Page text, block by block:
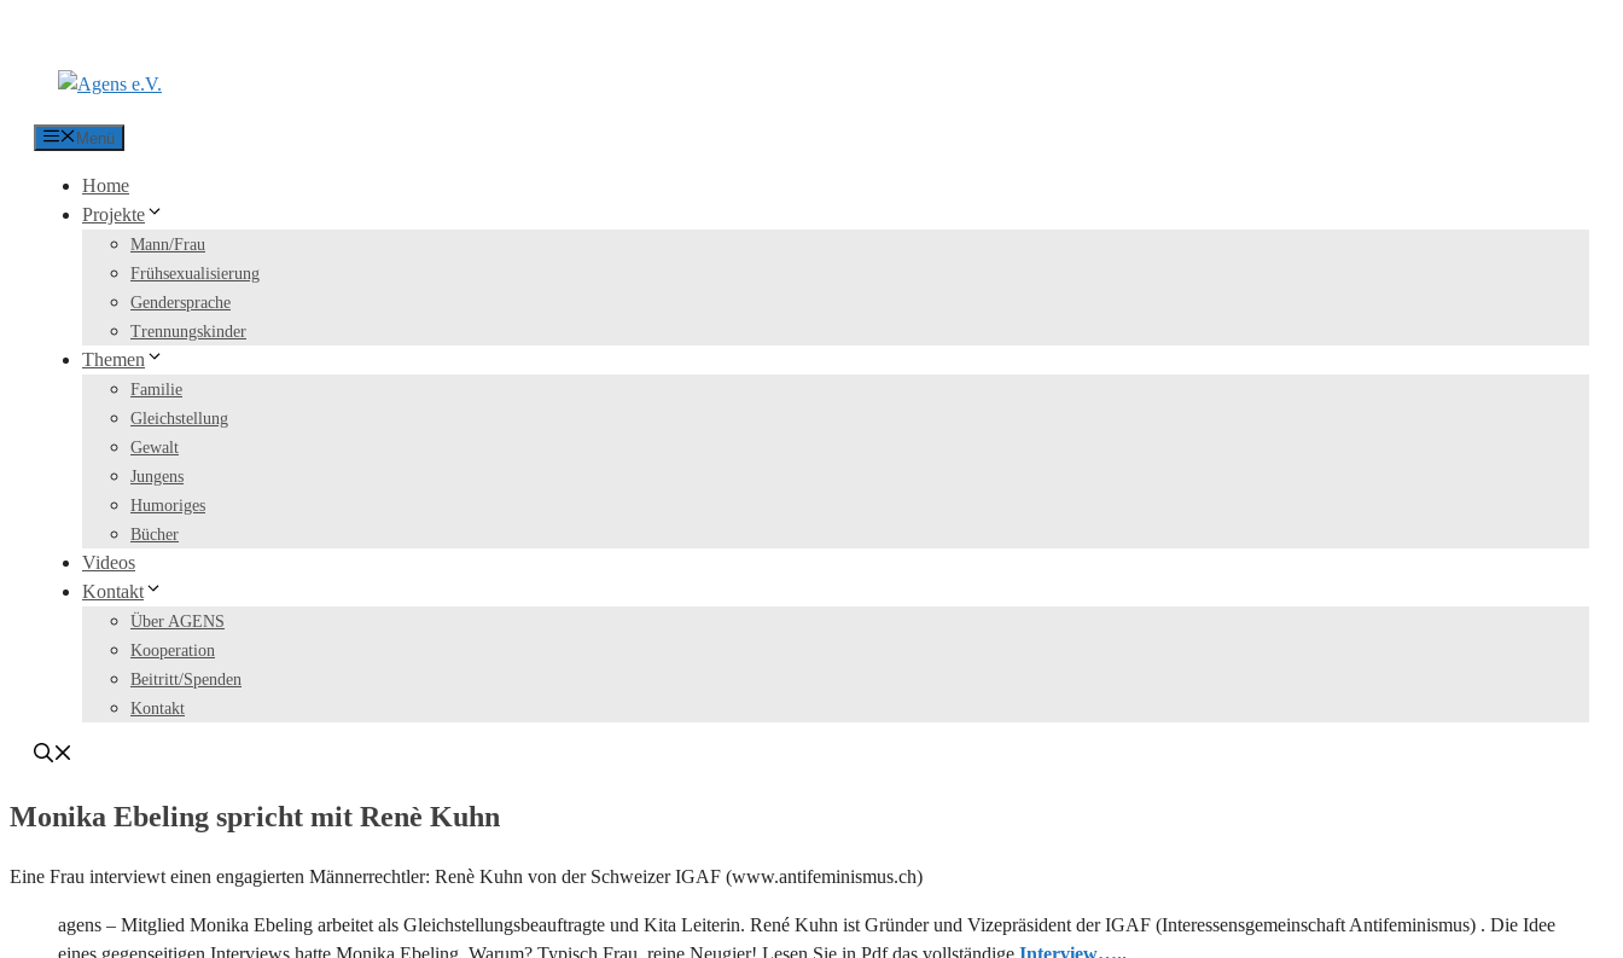
Menü
Home
Projekte
Mann/Frau
Frühsexualisierung
Gendersprache
Trennungskinder
Themen
Familie
Gleichstellung
Gewalt
Jungens
Humoriges
Bücher
Videos
Kontakt
Über AGENS
Kooperation
Beitritt/Spenden
Kontakt
Monika Ebeling spricht mit Renè Kuhn
Eine Frau interviewt einen engagierten Männerrechtler: Renè Kuhn von der Schweizer IGAF (www.antifeminismus.ch)
agens – Mitglied Monika Ebeling arbeitet als Gleichstellungsbeauftragte und Kita Leiterin. René Kuhn ist Gründer und Vizepräsident der IGAF (Interessensgemeinschaft Antifeminismus) . Die Idee
eines gegenseitigen Interviews hatte Monika Ebeling. Warum? Typisch Frau, reine Neugier! Lesen Sie in Pdf das vollständige Interview…..